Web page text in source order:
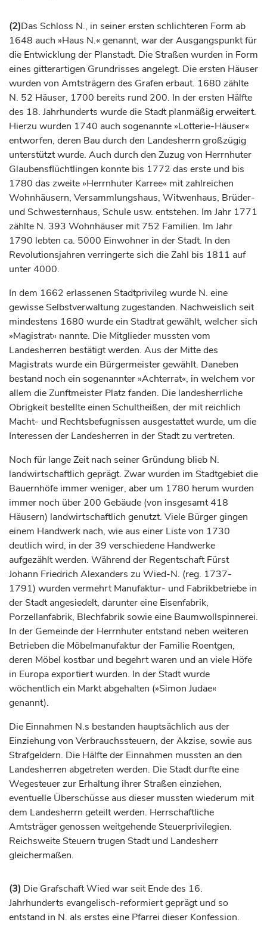
(2)Das Schloss N., in seiner ersten schlichteren Form ab
1648 auch »Haus N.« genannt, war der Ausgangspunkt für
die Entwicklung der Planstadt. Die Straßen wurden in Form
eines gitterartigen Grundrisses angelegt. Die ersten Häuser
wurden von Amtsträgern des Grafen erbaut. 1680 zählte
N. 52 Häuser, 1700 bereits rund 200. In der ersten Hälfte
des 18. Jahrhunderts wurde die Stadt planmäßig erweitert.
Hierzu wurden 1740 auch sogenannte »Lotterie-Häuser«
entworfen, deren Bau durch den Landesherrn großzügig
unterstützt wurde. Auch durch den Zuzug von Herrnhuter
Glaubensflüchtlingen konnte bis 1772 das erste und bis
1780 das zweite »Herrnhuter Karree« mit zahlreichen
Wohnhäusern, Versammlungshaus, Witwenhaus, Brüder-
und Schwesternhaus, Schule usw. entstehen. Im Jahr 1771
zählte N. 393 Wohnhäuser mit 752 Familien. Im Jahr
1790 lebten ca. 5000 Einwohner in der Stadt. In den
Revolutionsjahren verringerte sich die Zahl bis 1811 auf
unter 4000.
In dem 1662 erlassenen Stadtprivileg wurde N. eine
gewisse Selbstverwaltung zugestanden. Nachweislich seit
mindestens 1680 wurde ein Stadtrat gewählt, welcher sich
»Magistrat« nannte. Die Mitglieder mussten vom
Landesherren bestätigt werden. Aus der Mitte des
Magistrats wurde ein Bürgermeister gewählt. Daneben
bestand noch ein sogenannter »Achterrat«, in welchem vor
allem die Zunftmeister Platz fanden. Die landesherrliche
Obrigkeit bestellte einen Schultheißen, der mit reichlich
Macht- und Rechtsbefugnissen ausgestattet wurde, um die
Interessen der Landesherren in der Stadt zu vertreten.
Noch für lange Zeit nach seiner Gründung blieb N.
landwirtschaftlich geprägt. Zwar wurden im Stadtgebiet die
Bauernhöfe immer weniger, aber um 1780 herum wurden
immer noch über 200 Gebäude (von insgesamt 418
Häusern) landwirtschaftlich genutzt. Viele Bürger gingen
einem Handwerk nach, wie aus einer Liste von 1730
deutlich wird, in der 39 verschiedene Handwerke
aufgezählt werden. Während der RegentschaftFürst
Johann Friedrich Alexanders zu Wied-N. (reg. 1737-
1791) wurden vermehrt Manufaktur- und Fabrikbetriebe in
der Stadt angesiedelt, darunter eine Eisenfabrik,
Porzellanfabrik, Blechfabrik sowie eine Baumwollspinnerei.
In der Gemeinde der Herrnhuter entstand neben weiteren
Betrieben die Möbelmanufaktur der Familie Roentgen,
deren Möbel kostbar und begehrt waren und an viele Höfe
in Europa exportiert wurden. In der Stadt wurde
wöchentlich ein Markt abgehalten (»Simon Judae«
genannt).
Die Einnahmen N.s bestanden hauptsächlich aus der
Einziehung von Verbrauchssteuern, der Akzise, sowie aus
Strafgeldern. Die Hälfte der Einnahmen mussten an den
Landesherren abgetreten werden. Die Stadt durfte eine
Wegesteuer zur Erhaltung ihrer Straßen einziehen,
eventuelle Überschüsse aus dieser mussten wiederum mit
dem Landesherrn geteilt werden. Herrschaftliche
Amtsträger genossen weitgehende Steuerprivilegien.
Reichsweite Steuern trugen Stadt und Landesherr
gleichermaßen.
(3) Die GrafschaftWied war seit Ende des 16.
Jahrhunderts evangelisch-reformiert geprägt und so
entstand in N. als erstes eine Pfarrei dieser Konfession.